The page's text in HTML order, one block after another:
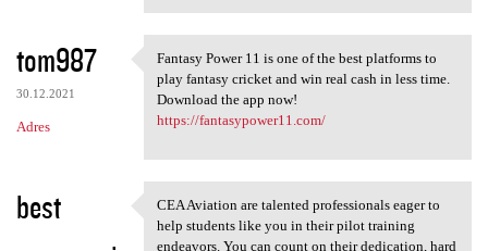
tom987
30.12.2021
Adres
Fantasy Power 11 is one of
Fantasy Power 11 is one of the best platforms to
play fantasy cricket and win real cash in less time.
Download the app now!
https://fantasypower11.com/
best
CEA Aviation are talented
CEA Aviation are talented professionals eager to
help students like you in their pilot training
endeavors. You can count on their dedication, hard